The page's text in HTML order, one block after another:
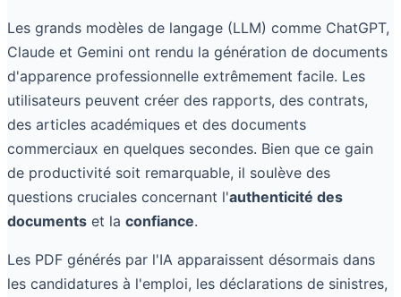
Les grands modèles de langage (LLM) comme ChatGPT,
Claude et Gemini ont rendu la génération de documents
d'apparence professionnelle extrêmement facile. Les
utilisateurs peuvent créer des rapports, des contrats,
des articles académiques et des documents
commerciaux en quelques secondes. Bien que ce gain
de productivité soit remarquable, il soulève des
questions cruciales concernant l'authenticité des
documents et la confiance.
Les PDF générés par l'IA apparaissent désormais dans
les candidatures à l'emploi, les déclarations de sinistres,